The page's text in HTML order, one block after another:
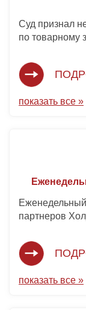
Суд признал
по товарному
показать все »
партнеров
показать все »